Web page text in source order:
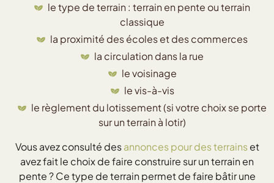
le type de terrain : terrain en pente ou terrain
classique
la proximité des écoles et des commerces
la circulation dans la rue
le voisinage
le vis-à-vis
le règlement du lotissement (si votre choix se porte
sur un terrain à lotir)
Vous avez consulté desannonces pour des terrainset
avez fait le choix de faire construire sur un terrain en
pente ? Ce type de terrain permet de faire bâtir une